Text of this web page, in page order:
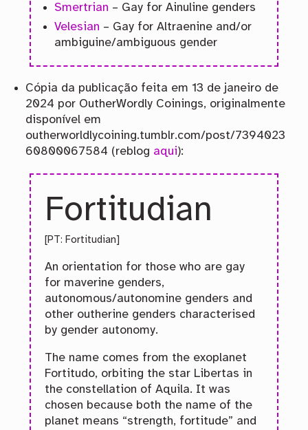
Smertrian – Gay for Ainuline genders
Velesian – Gay for Altraenine and/or
ambiguine/ambiguous gender
Cópia da publicação feita em 13 de janeiro de
2024 por OutherWordly Coinings, originalmente
disponível em
outherworldlycoining.tumblr.com/post/7394023
60800067584 (reblog aqui):
Fortitudian
[PT: Fortitudian]
An orientation for those who are gay
for maverine genders,
autonomous/autonomine genders and
other outherine genders characterised
by gender autonomy.
The name comes from the exoplanet
Fortitudo, orbiting the star Libertas in
the constellation of Aquila. It was
chosen because both the name of the
planet means “strength, fortitude” and